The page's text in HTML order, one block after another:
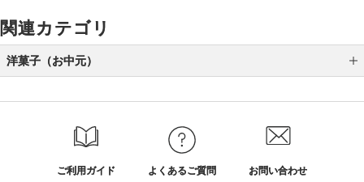
関連カテゴリ
洋菓子（お中元）
ご利用ガイド よくあるご質問 お問い合わせ